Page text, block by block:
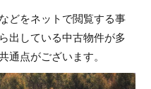
どをネットで閲覧する事
出している中古物件が多
通点がございます。